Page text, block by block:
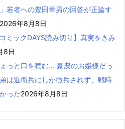
若者への豊田章男の回答が正論す
2026年8月8日
ミックDAYS読み切り】真実をきみ
8日
っと口を噤む… 豪農のお嬢様だっ
は近衛兵にしか徴兵されず、戦時
った2026年8月8日